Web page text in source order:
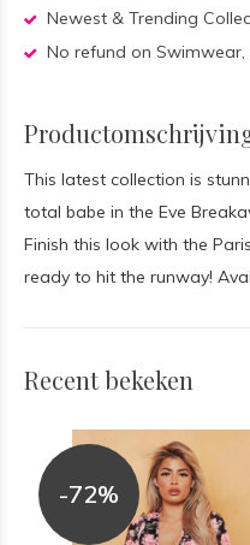
Newest & Trending
No refund on Swimwear,
This latest collection is
total babe in the Eve
Finish this look with the
ready to hit the runway!
Recent bekeken
-72%